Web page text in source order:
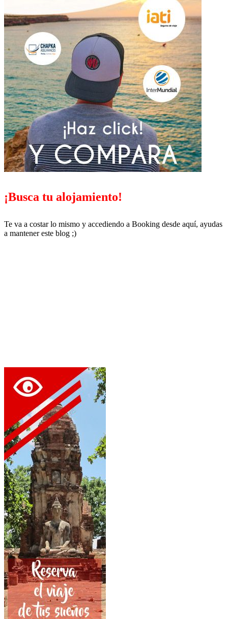
¡Busca tu alojamiento!
Te va a costar lo mismo y accediendo a Booking desde aquí, ayudas
a mantener este blog ;)